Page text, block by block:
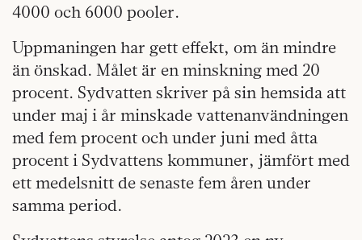
4000 och 6000 pooler.
Uppmaningen har gett effekt, om än mindre
än önskad. Målet är en minskning med 20
procent. Sydvatten skriver på sin hemsida att
under maj i år minskade vattenanvändningen
med fem procent och under juni med åtta
procent i Sydvattens kommuner, jämfört med
ett medelsnitt de senaste fem åren under
samma period.